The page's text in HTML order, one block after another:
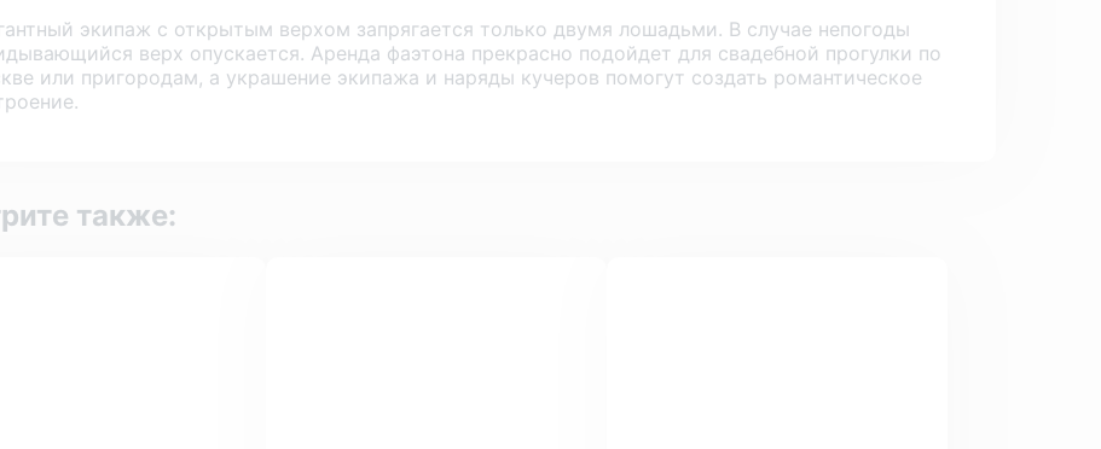
экипаж с открытым верхом запрягается только двумя лошадьми. В случае непогоды
верх опускается. Аренда фаэтона прекрасно подойдет для свадебной прогулки по
или пригородам, а украшение экипажа и наряды кучеров помогут создать романтическое
также: